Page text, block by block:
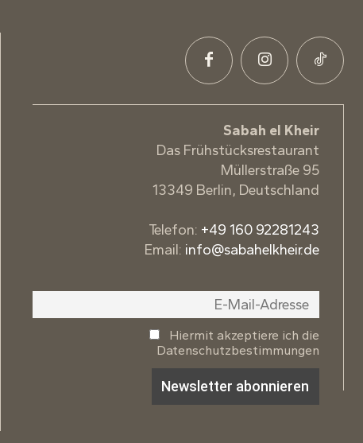
Sabah el Kheir
Das Frühstücksrestaurant
Müllerstraße 95
13349 Berlin, Deutschland
Telefon: +49 160 92281243
Email: info@sabahelkheir.de
Hiermit akzeptiere ich die
Datenschutzbestimmungen